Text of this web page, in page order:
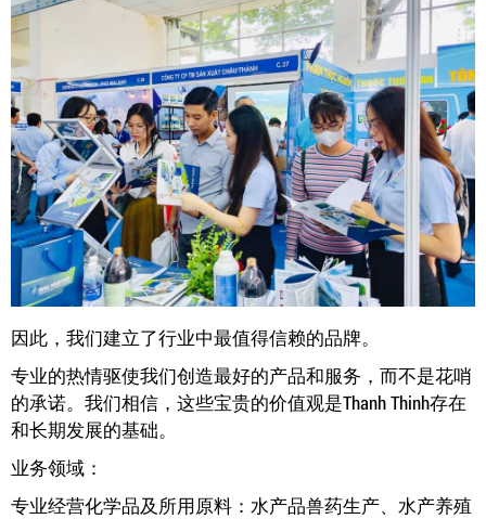
因此，我们建立了行业中最值得信赖的品牌。
专业的热情驱使我们创造最好的产品和服务，而不是花哨
的承诺。我们相信，这些宝贵的价值观是Thanh Thinh存在
和长期发展的基础。
业务领域：
专业经营化学品及所用原料：水产品兽药生产、水产养殖